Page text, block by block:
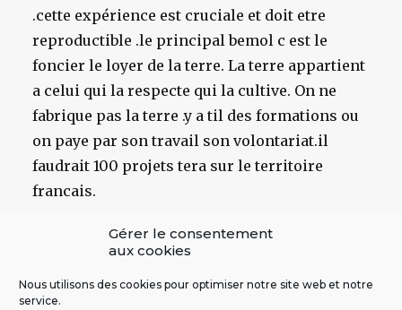
Gérer le consentement
aux cookies
Nous utilisons des cookies pour optimiser notre site web et notre
service.
.cette expérience est cruciale et doit etre
reproductible .le principal bemol c est le
foncier le loyer de la terre. La terre appartient
a celui qui la respecte qui la cultive. On ne
fabrique pas la terre .y a til des formations ou
on paye par son travail son volontariat.il
faudrait 100 projets tera sur le territoire
francais.